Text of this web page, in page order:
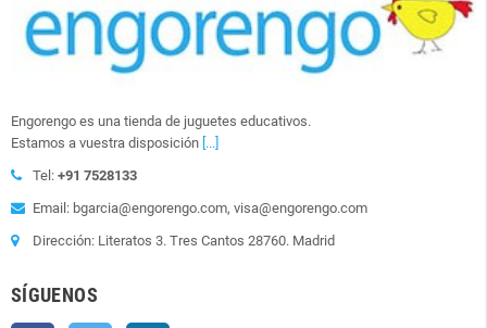
Engorengo es una tienda de juguetes educativos.
Estamos a vuestra disposición [...]
Tel: +91 7528133
Email: bgarcia@engorengo.com, visa@engorengo.com
Dirección: Literatos 3. Tres Cantos 28760. Madrid
SÍGUENOS